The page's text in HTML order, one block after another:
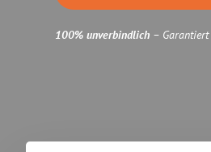
100% unverbindlich –